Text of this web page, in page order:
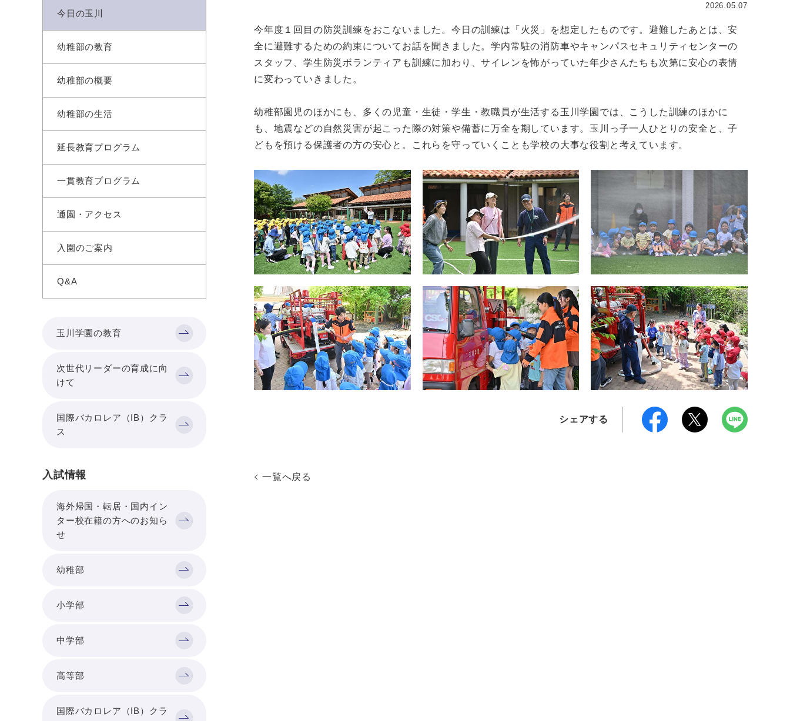
2026.05.07
今年度１回目の防災訓練をおこないました。今日の訓練は「火災」を想定したものです。避難したあとは、安
全に避難するための約束についてお話を聞きました。学内常駐の消防車やキャンパスセキュリティセンターの
スタッフ、学生防災ボランティアも訓練に加わり、サイレンを怖がっていた年少さんたちも次第に安心の表情
に変わっていきました。
幼稚部園児のほかにも、多くの児童・生徒・学生・教職員が生活する玉川学園では、こうした訓練のほかに
も、地震などの自然災害が起こった際の対策や備蓄に万全を期しています。玉川っ子一人ひとりの安全と、子
どもを預ける保護者の方の安心と。これらを守っていくことも学校の大事な役割と考えています。
シェアする
一覧へ戻る
今日の玉川
幼稚部の教育
幼稚部の概要
幼稚部の生活
延長教育プログラム
一貫教育プログラム
通園・アクセス
入園のご案内
Q&A
玉川学園の教育
次世代リーダーの育成に向
けて
国際バカロレア（IB）クラ
ス
入試情報
海外帰国・転居・国内イン
ター校在籍の方へのお知ら
せ
幼稚部
小学部
中学部
高等部
国際バカロレア（IB）クラ